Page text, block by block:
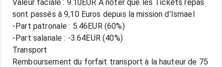
Valeur faciale : 9.10EUR A noter que les Tickets repas
sont passés à 9,10 Euros depuis la mission d’Ismael
-Part patronale : 5.46EUR (60%)
-Part salariale : -3.64EUR (40%)
Transport
Remboursement du forfait transport à la hauteur de 75